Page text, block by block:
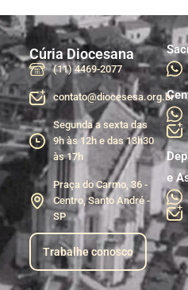
Cúria Diocesana
(11) 4469-2077
contato@diocesesa.org.br
Segunda a sexta das
9h às 12h e das 13h30
às 17h
Praça do Carmo, 36 -
Centro, Santo André -
SP
Trabalhe conosco
e